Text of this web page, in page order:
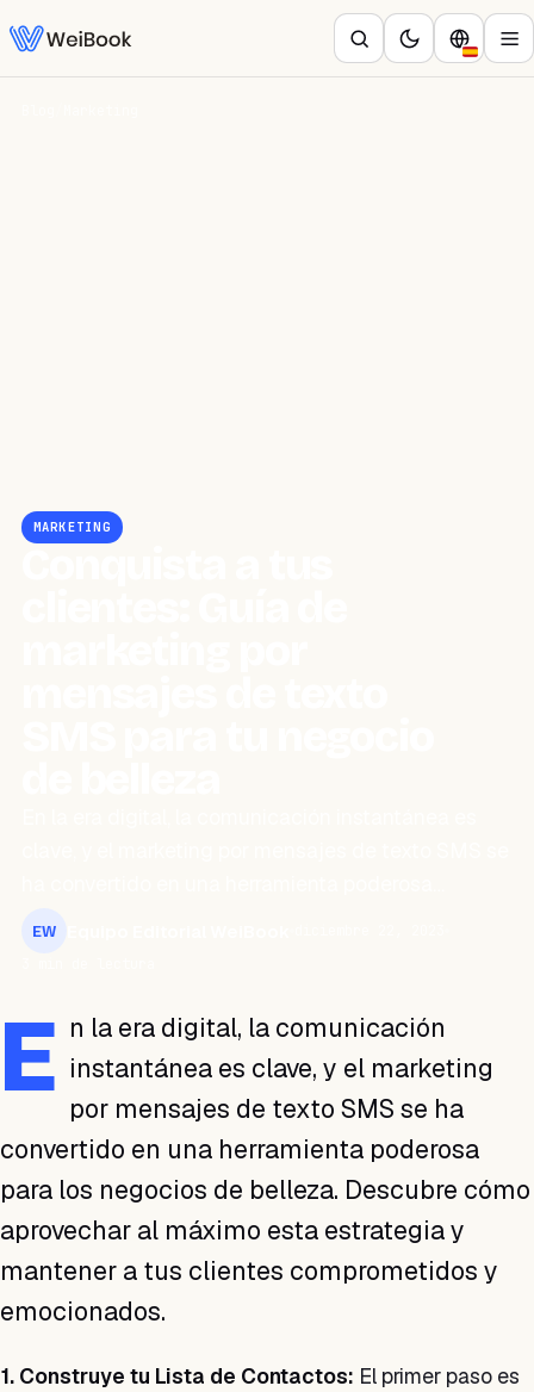
MARKETING
EW
E n la era digital, la comunicación
instantánea es clave, y el marketing
por mensajes de texto SMS se ha
convertido en una herramienta poderosa
para los negocios de belleza. Descubre cómo
aprovechar al máximo esta estrategia y
mantener a tus clientes comprometidos y
emocionados.
1. Construye tu Lista de Contactos: El primer paso es